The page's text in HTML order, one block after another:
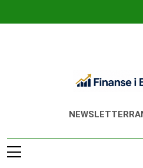
Jak Zadbać O
NEWSLETTER